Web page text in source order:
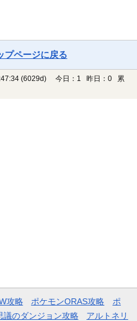
プページに戻る
(6029d)
今日：1 昨日：0 累
攻略 ポケモンORAS攻略
ポ
議のダンジョン攻略 アルトネリ